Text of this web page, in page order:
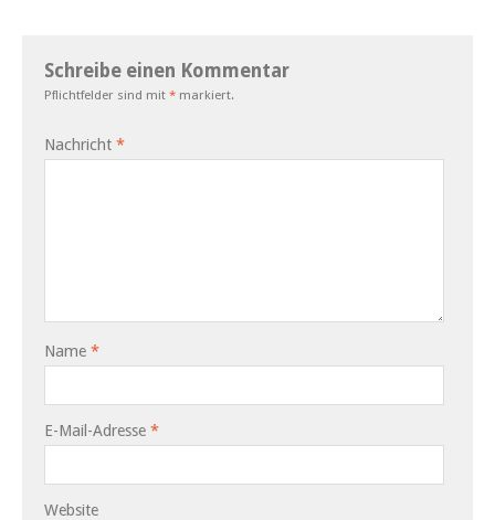
Schreibe einen Kommentar
Pflichtfelder sind mit * markiert.
Nachricht *
Name *
E-Mail-Adresse *
Website